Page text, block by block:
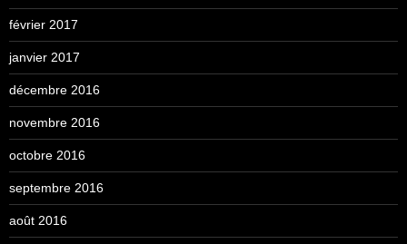
février 2017
janvier 2017
décembre 2016
novembre 2016
octobre 2016
septembre 2016
août 2016